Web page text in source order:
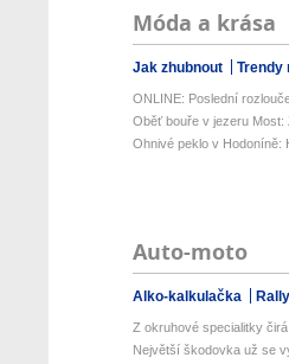
Móda a krása
Jak zhubnout Trendy
ONLINE: Poslední
Oběť bouře v jezeru Most:
Ohnivé peklo v Hodoníně:
Auto-moto
Alko-kalkulačka
Z okruhové specialitky čirá
Největší škodovka už se